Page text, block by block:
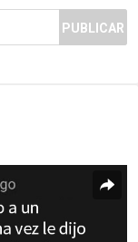
PUBLICAR